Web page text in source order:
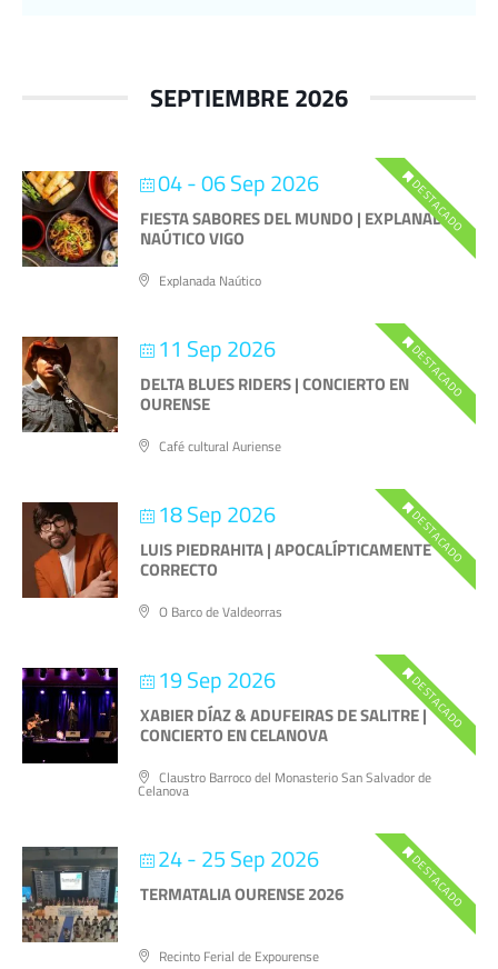
SEPTIEMBRE 2026
04 - 06 Sep 2026 DESTACADO
FIESTA SABORES DEL MUNDO | EXPLANADA
NAÚTICO VIGO
Explanada Naútico
11 Sep 2026 DESTACADO
DELTA BLUES RIDERS | CONCIERTO EN
OURENSE
Café cultural Auriense
18 Sep 2026 DESTACADO
LUIS PIEDRAHITA | APOCALÍPTICAMENTE
CORRECTO
O Barco de Valdeorras
19 Sep 2026 DESTACADO
XABIER DÍAZ & ADUFEIRAS DE SALITRE |
CONCIERTO EN CELANOVA
Claustro Barroco del Monasterio San Salvador de
Celanova
24 - 25 Sep 2026 DESTACADO
TERMATALIA OURENSE 2026
Recinto Ferial de Expourense